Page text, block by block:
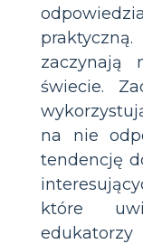
zaczynają
świecie.
na nie
tendencję
które
edukatorzy